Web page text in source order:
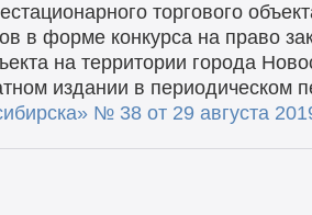
торгового
в форме конкурса на право
на территории города
издании в периодическом
№ 38 от 29 августа